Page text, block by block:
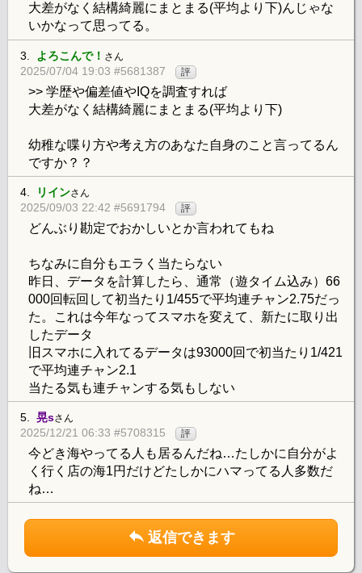
大差がなく結構綺麗にまとまる(平均より下)んじゃな
いかなって思ってる。
3. よろこんで！ さん
2025/07/04 19:03 #5681387 評
>> 学歴や偏差値やIQを調査すれば
大差がなく結構綺麗にまとまる(平均より下)
幼稚な喋り方や考え方のあなた自身のこと言ってるん
ですか？？
4. リインさん
2025/09/03 22:42 #5691794 評
どんぶり勘定でおかしいとか言われてもね
ちなみに自分もエラく当たらない
昨日、データを計算したら、通常（遊タイム込み）66
000回転回して初当たり1/455で平均連チャン2.75だっ
た。これは今年なってスマホを変えて、新たに取り出
したデータ
旧スマホに入れてるデータは93000回で初当たり1/421
で平均連チャン2.1
当たる気も連チャンする気もしない
5. 晃sさん
2025/12/21 06:33 #5708315 評
今どき海やってる人も居るんだね…たしかに自分がよ
く行く店の海1円だけどたしかにハマってる人多数だ
ね…
返信できます